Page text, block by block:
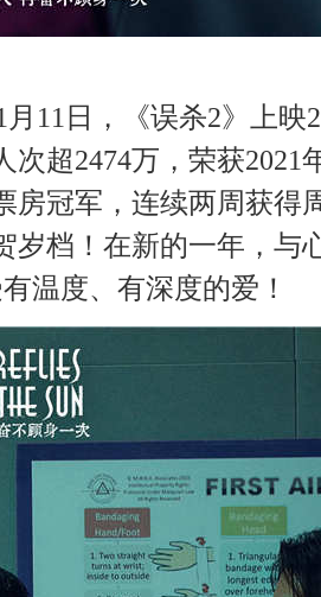
月 11 日，《误杀2》上映
次超2474万，荣获2021
房冠军，连续两周获得
岁档！在新的一年，与
温度、有深度的爱！